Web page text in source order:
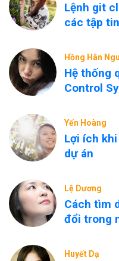
Lệnh git
các tập
Hồng Hân
Hệ thống
Control
Yến Hoàng
Lợi ích
dự án
Lệ Dương
Cách tìm
đổi trong
Huyết Dạ